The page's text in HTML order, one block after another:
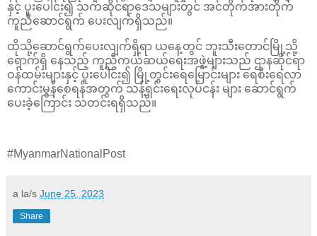
နှင့် ပူးပေါင်း၍ သက်ဆိုင်ရာဒေသများတွင် အင်တိုက်အားတိုက်
ကူညီဆောင်ရွက် ပေးလျက်ရှိသည်။
ထိုသို့ဆောင်ရွက်ပေးလျက်ရှိရာ ယနေ့တွင် ဘူးသီးတောင်မြို့သို့
ရောက်ရှိ နေသည့် ကူညီကယ်ဆယ်ရေးအဖွဲ့များသည် ဌာနဆိုင်ရာ
ဝန်ထမ်းများနှင့် ပူးပေါင်း၍ မြို့တွင်းရေမြောင်းများ ရေစီးရေလာ
ကောင်းမွန်စေရန်အတွက် သန့်ရှင်းရေးလုပ်ငန်း များ ဆောင်ရွက်
ပေးခဲ့ကြောင်း သတင်းရရှိသည်။
#MyanmarNationalPost
a la/s June 25, 2023
Share